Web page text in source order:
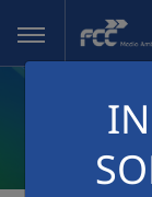
Saltar al